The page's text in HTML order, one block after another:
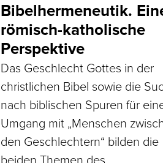
Bibelhermeneutik.
römisch-katholische
Perspektive
Das Geschlecht Gottes in der
christlichen Bibel sowie die
nach biblischen Spuren für
Umgang mit „Menschen
den Geschlechtern“ bilden die
beiden Themen des…